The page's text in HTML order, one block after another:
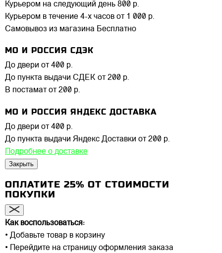
Курьером на следующий день 800 р.
Курьером в течение 4-х часов от 1 000 р.
Самовывоз из магазина Бесплатно
МО И РОССИЯ СДЭК
До двери от 400 р.
До пункта выдачи СДЕК от 200 р.
В постамат от 200 р.
МО И РОССИЯ ЯНДЕКС ДОСТАВКА
До двери от 400 р.
До пункта выдачи Яндекс Доставки от 200 р.
Подробнее о доставке
Закрыть
ОПЛАТИТЕ 25% ОТ СТОИМОСТИ
ПОКУПКИ
Как воспользоваться:
• Добавьте товар в корзину
• Перейдите на страницу оформления заказа